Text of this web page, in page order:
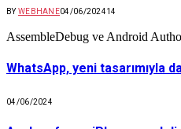
BY WEBHANE04/06/202414
AssembleDebug ve Android
WhatsApp, yeni tasarımıyla
04/06/2024